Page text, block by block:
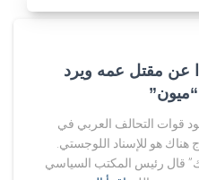
عن مقتل عمه ويرد
قوات التحالف العربي في
هو للإسناد اللوجستي.
قال رئيس المكتب السياسي